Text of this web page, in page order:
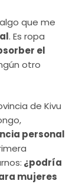
que me
. Es ropa
el
otro
de Kivu
personal
¿podría
mujeres